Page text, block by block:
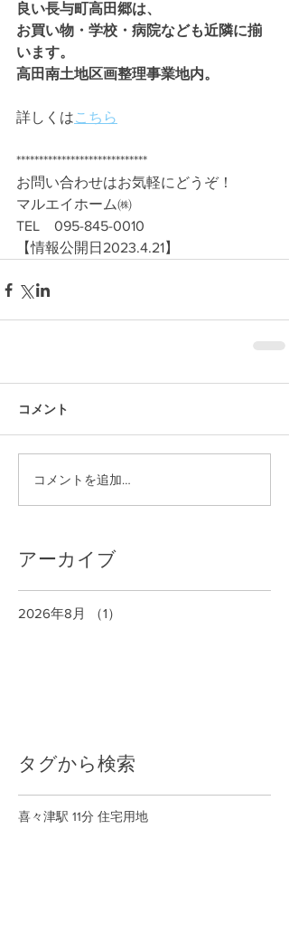
良い長与町高田郷は、
お買い物・学校・病院なども近隣に揃
います。
​高田南土地区画整理事業地内。
詳しくはこちら
*****************************
お問い合わせはお気軽にどうぞ！
マルエイホーム㈱
TEL　095-845-0010
【情報公開日2023.4.21】
コメント
コメントを追加…
アーカイブ
2026年8月 （1）
タグから検索
喜々津駅 11分 住宅用地